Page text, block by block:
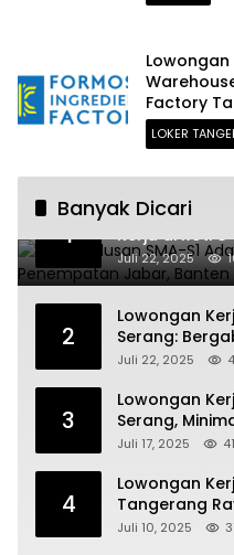
Factory
LOKER
Banyak Dicari
1
Untuk Lulusan
Kerja di
dan Jakarta
Juli 22, 2025
2
Lowongan
Serang:
Kecantikan
Juli 22, 2025
3
Lowongan
Serang,
Sederajat
Juli 17, 2025
4
Lowongan
Tangerang
SMK
Juli 10, 2025